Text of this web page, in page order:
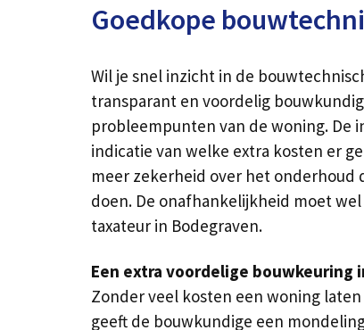
Goedkope
Wil je snel inzicht in de
transparant en voordelig
probleempunten van de woning. De
indicatie van welke extra kosten er
meer zekerheid over het
doen. De onafhankelijkheid moet
taxateur in Bodegraven.
Een extra voordelige bouwkeuring
Zonder veel kosten een woning
geeft de bouwkundige een